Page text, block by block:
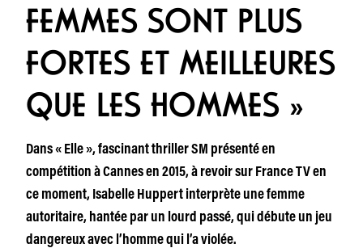
FEMMES SONT PLUS
FORTES ET MEILLEURES
QUE LES HOMMES »
Dans « Elle », fascinant thriller SM présenté en
compétition à Cannes en 2015, à revoir sur France TV en
ce moment, Isabelle Huppert interprète une femme
autoritaire, hantée par un lourd passé, qui débute un jeu
dangereux avec l’homme qui l’a violée.